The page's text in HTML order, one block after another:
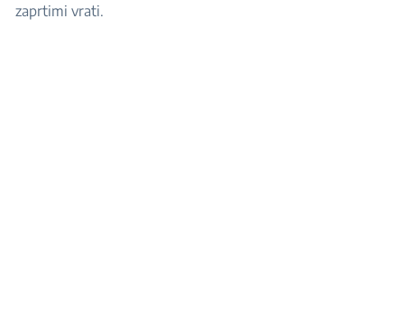
zaprtimi vrati.